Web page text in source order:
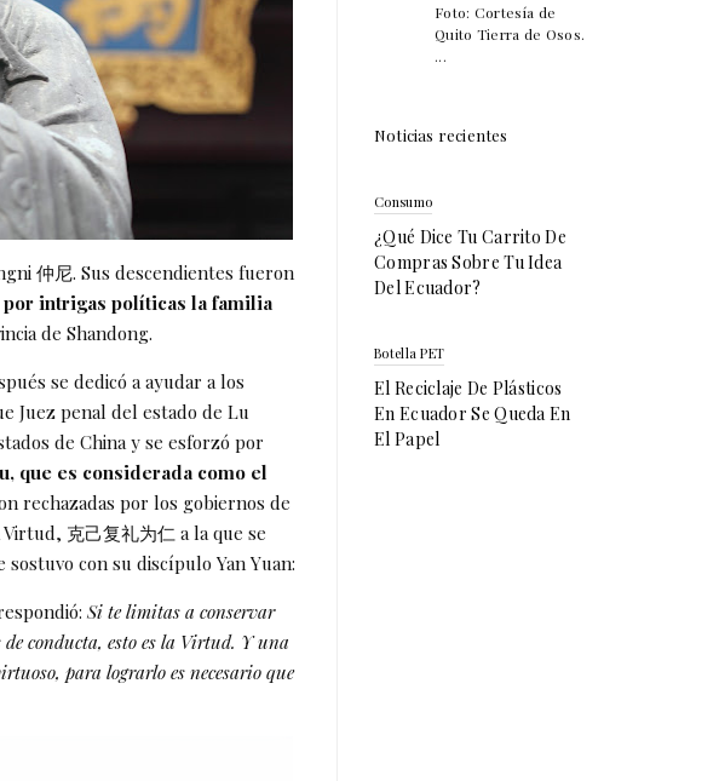
仲尼. Sus descendientes fueron
por intrigas políticas la familia
de Shandong.
se dedicó a ayudar a los
Juez penal del estado de Lu
de China y se esforzó por
que es considerada como el
rechazadas por los gobiernos de
克己复礼为仁 a la que se
con su discípulo Yan Yuan:
Si te limitas a conservar
conducta, esto es la Virtud. Y una
para lograrlo es necesario que
Foto: Cortesía de
Quito Tierra de Osos.
...
Noticias recientes
Consumo
¿Qué Dice Tu Carrito De
Compras Sobre Tu Idea
Del Ecuador?
Botella PET
El Reciclaje De Plásticos
En Ecuador Se Queda En
El Papel